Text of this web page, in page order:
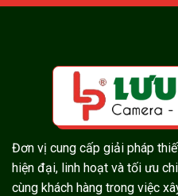
Đơn vị cung cấp giải pháp
hiện đại, linh hoạt và tối ưu
cùng khách hàng trong việc